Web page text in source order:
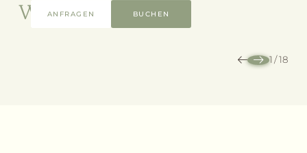
Weitere Zimmer
ANFRAGEN BUCHEN
1/18